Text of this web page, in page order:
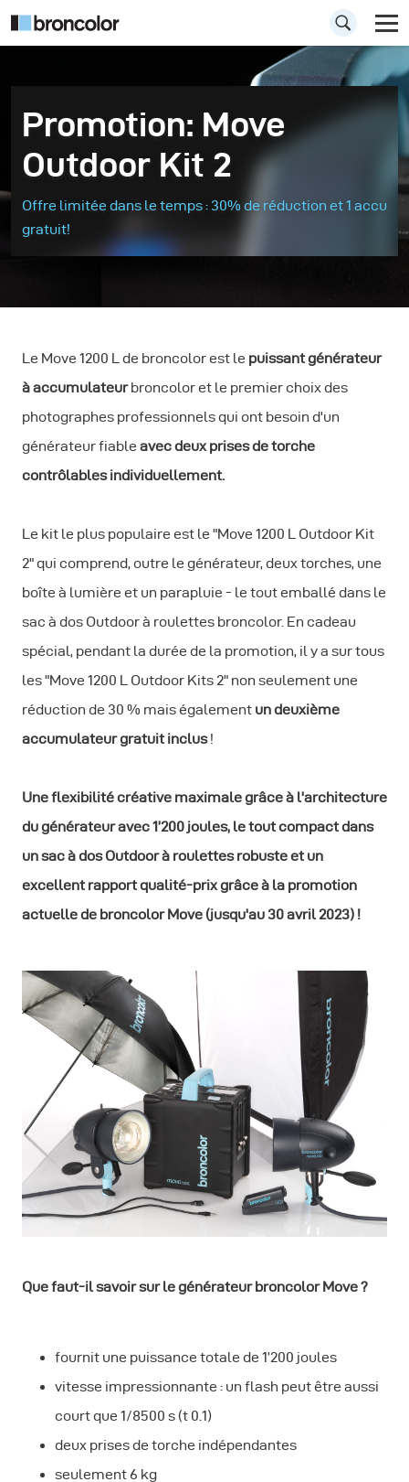
Promotion: Move
Outdoor Kit 2
Offre limitée dans le temps : 30% de réduction et 1 accu
gratuit!
Le Move 1200 L de broncolor est le puissant générateur
à accumulateurbroncolor et le premier choix des
photographes professionnels qui ont besoin d'un
générateur fiable avec deux prises de torche
contrôlables individuellement.
Le kit le plus populaire est le "Move 1200 L Outdoor Kit
2" qui comprend, outre le générateur, deux torches, une
boîte à lumière et un parapluie - le tout emballé dans le
sac à dos Outdoor à roulettes broncolor. En cadeau
spécial, pendant la durée de la promotion, il y a sur tous
les "Move 1200 L Outdoor Kits 2" non seulement une
réduction de 30 % mais également un deuxième
accumulateur gratuit inclus!
Une flexibilité créative maximale grâce à l'architecture
du générateur avec 1’200 joules, le tout compact dans
un sac à dos Outdoor à roulettes robuste et un
excellent rapport qualité-prix grâce à la promotion
actuelle de broncolor Move (jusqu'au 30 avril 2023) !
Que faut-il savoir sur le générateur broncolor Move ?
fournit une puissance totale de 1’200 joules
vitesse impressionnante : un flash peut être aussi
court que 1/8500 s (t 0.1)
deux prises de torche indépendantes
seulement 6 kg